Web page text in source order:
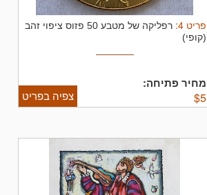
פריט 4
:
רפליקה של מטבע 50 פזוס ציפוי זהב
(קופי)
מחיר פתיחה:
$5 צפיה בפריט